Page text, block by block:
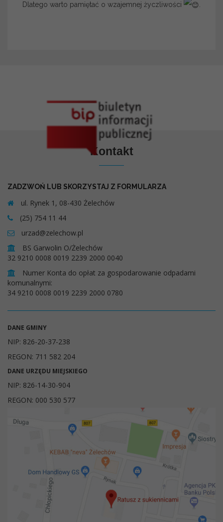
Dlatego warto pamiętać o wzajemnej życzliwości .
Kontakt
ZADZWOŃ LUB SKORZYSTAJ Z FORMULARZA
ul. Rynek 1, 08-430 Żelechów
(25) 754 11 44
urzad@zelechow.pl
BS Garwolin O/Żelechów
32 9210 0008 0019 2239 2000 0040
Numer Konta do opłat za gospodarowanie odpadami
komunalnymi:
34 9210 0008 0019 2239 2000 0780
DANE GMINY
NIP: 826-20-37-238
REGON: 711 582 204
DANE URZĘDU MIEJSKIEGO
NIP: 826-14-30-904
REGON: 000 530 577